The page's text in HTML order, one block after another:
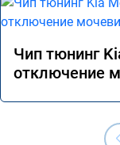
Чип тюнинг
отключение